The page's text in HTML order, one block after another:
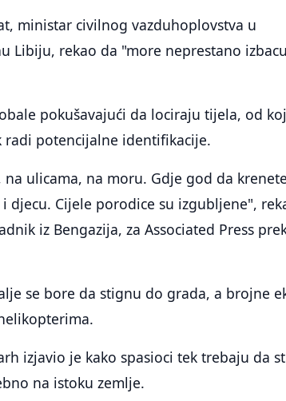
ministar civilnog vazduhoplovstva u
Libiju, rekao da "more neprestano
pokušavajući da lociraju tijela, od
radi potencijalne identifikacije.
ulicama, na moru. Gdje god da
djecu. Cijele porodice su izgubljene",
iz Bengazija, za Associated Press
se bore da stignu do grada, a brojne
izjavio je kako spasioci tek trebaju da
na istoku zemlje.